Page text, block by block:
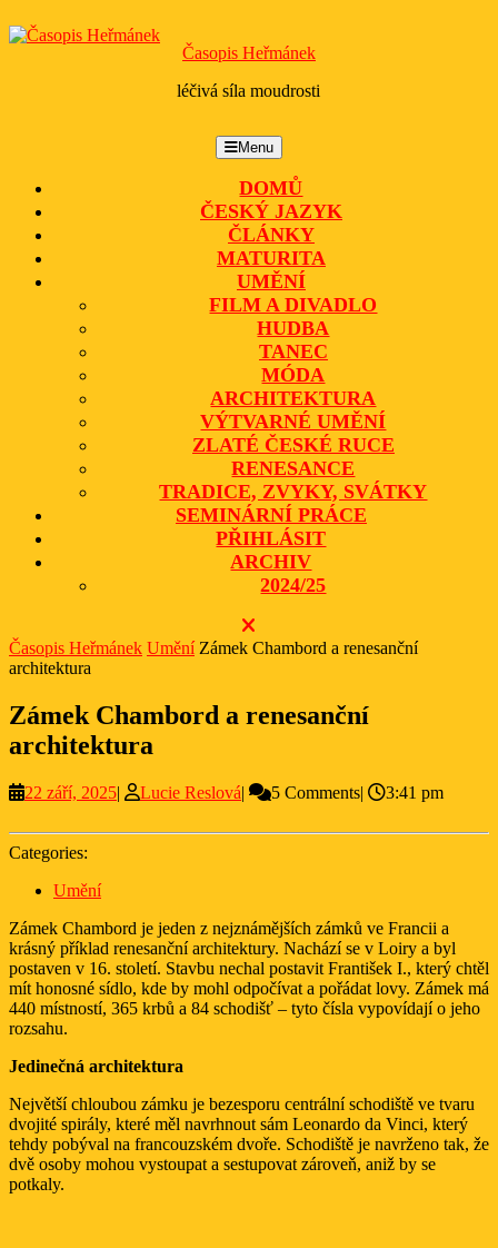
to
Časopis Heřmánek
léčivá síla moudrosti
MenuMenu
DOMŮ
ČESKÝ JAZYK
ČLÁNKY
MATURITA
UMĚNÍ
FILM A DIVADLO
HUDBA
TANEC
MÓDA
ARCHITEKTURA
VÝTVARNÉ UMĚNÍ
ZLATÉ ČESKÉ RUCE
RENESANCE
TRADICE, ZVYKY, SVÁTKY
SEMINÁRNÍ PRÁCE
PŘIHLÁSIT
ARCHIV
2024/25
BUTTON
Časopis Heřmánek UměníZámek Chambord a renesanční
architektura
Zámek Chambord a renesanční
architektura
22 září, 202522
2025
| Lucie ReslováLucie
| 5 Comments| 3:41 pm
Categories:
Umění
Zámek Chambord je jeden z nejznámějších zámků ve Francii a
krásný příklad renesanční architektury. Nachází se v Loiry a byl
postaven v 16. století. Stavbu nechal postavit František I., který chtěl
mít honosné sídlo, kde by mohl odpočívat a pořádat lovy. Zámek má
440 místností, 365 krbů a 84 schodišť – tyto čísla vypovídají o jeho
rozsahu.
Jedinečná architektura
Největší chloubou zámku je bezesporu centrální schodiště ve tvaru
dvojité spirály, které měl navrhnout sám Leonardo da Vinci, který
tehdy pobýval na francouzském dvoře. Schodiště je navrženo tak, že
dvě osoby mohou vystoupat a sestupovat zároveň, aniž by se
potkaly.